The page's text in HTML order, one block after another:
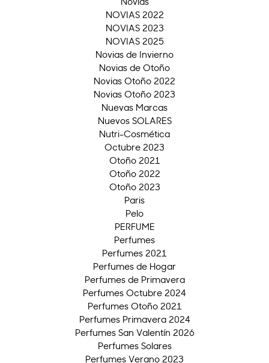
NOVIAS 2022
NOVIAS 2023
NOVIAS 2025
Novias de Invierno
Novias de Otoño
Novias Otoño 2022
Novias Otoño 2023
Nuevas Marcas
Nuevos SOLARES
Nutri-Cosmética
Octubre 2023
Otoño 2021
Otoño 2022
Otoño 2023
Paris
Pelo
PERFUME
Perfumes
Perfumes 2021
Perfumes de Hogar
Perfumes de Primavera
Perfumes Octubre 2024
Perfumes Otoño 2021
Perfumes Primavera 2024
Perfumes San Valentín 2026
Perfumes Solares
Perfumes Verano 2023